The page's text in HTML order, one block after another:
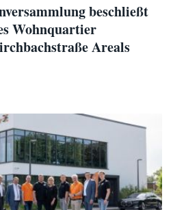
beschließt
Wohnquartier
Areals